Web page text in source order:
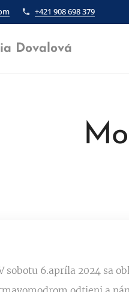
+421 908 698 379
Dovalová
sobotu 6.apríla 2024 sa